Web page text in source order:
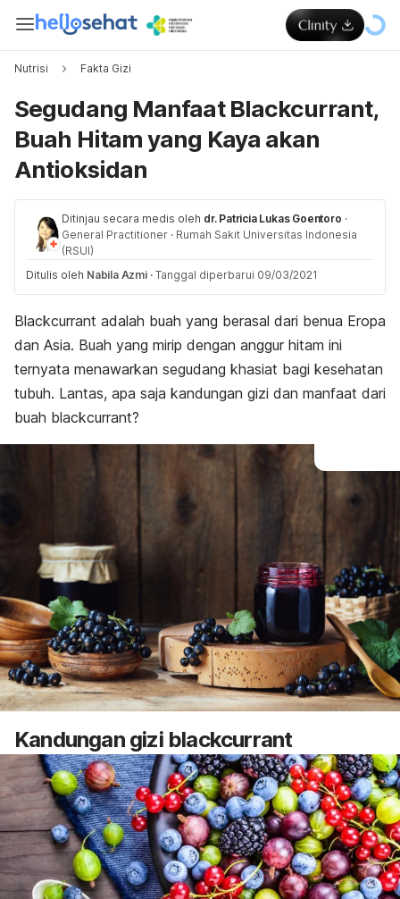
Nutrisi Fakta Gizi
Segudang Manfaat Blackcurrant,
Buah Hitam yang Kaya akan
Antioksidan
Ditinjau secara medis oleh dr. Patricia Lukas Goentoro ·
General Practitioner · Rumah Sakit Universitas Indonesia
(RSUI)
Ditulis oleh Nabila Azmi · Tanggal diperbarui 09/03/2021
Blackcurrant adalah buah yang berasal dari benua Eropa
dan Asia. Buah yang mirip dengan anggur hitam ini
ternyata menawarkan segudang khasiat bagi kesehatan
tubuh. Lantas, apa saja kandungan gizi dan manfaat dari
buah blackcurrant?
Kandungan gizi blackcurrant